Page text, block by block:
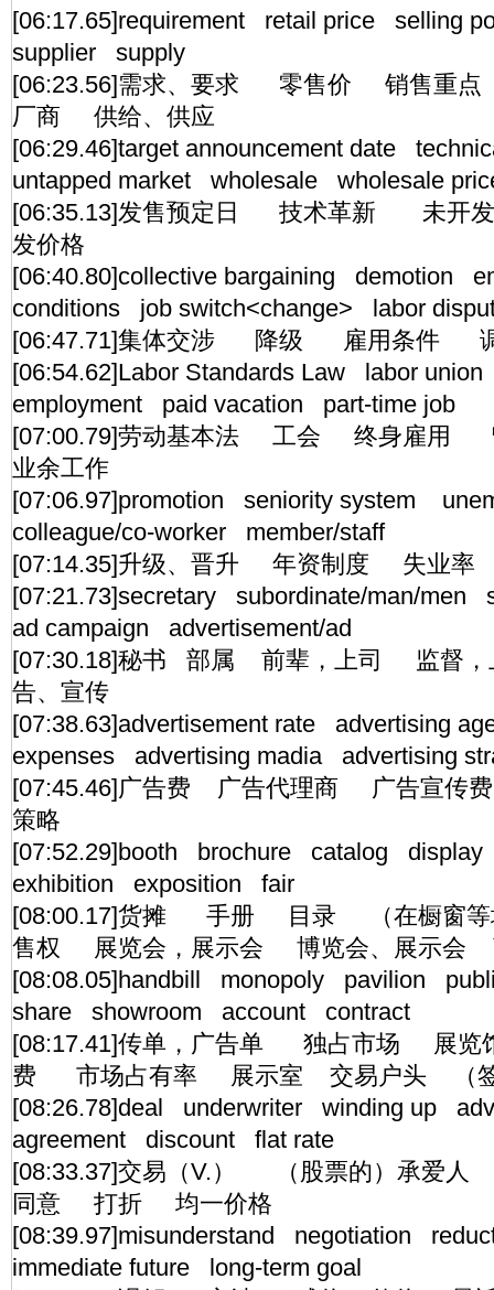
[06:17.65]requirement retail price selling
supplier supply
[06:23.56]需求、要求 零售价 销售
厂商 供给、供应
[06:29.46]target announcement date
untapped market wholesale wholesale
[06:35.13]发售预定日 技术革新 未
发价格
[06:40.80]collective bargaining demotion
conditions job switch<change> labor
[06:47.71]集体交涉 降级 雇用条件
[06:54.62]Labor Standards Law labor
employment paid vacation part-time job
[07:00.79]劳动基本法 工会 终身雇用
业余工作
[07:06.97]promotion seniority system
colleague/co-worker member/staff
[07:14.35]升级、晋升 年资制度 失业
[07:21.73]secretary subordinate/man/
ad campaign advertisement/ad
[07:30.18]秘书 部属 前辈，上司 监督
告、宣传
[07:38.63]advertisement rate advertising
expenses advertising madia advertising
[07:45.46]广告费 广告代理商 广告宣
策略
[07:52.29]booth brochure catalog
exhibition exposition fair
[08:00.17]货摊 手册 目录 （在橱窗等
售权 展览会，展示会 博览会、展示会
[08:08.05]handbill monopoly pavilion
share showroom account contract
[08:17.41]传单，广告单 独占市场 展
费 市场占有率 展示室 交易户头 （签
[08:26.78]deal underwriter winding up
agreement discount flat rate
[08:33.37]交易（V.） （股票的）承
同意 打折 均一价格
[08:39.97]misunderstand negotiation
immediate future long-term goal